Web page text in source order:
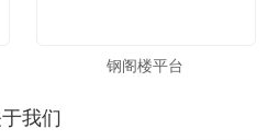
钢阁楼平台
我们